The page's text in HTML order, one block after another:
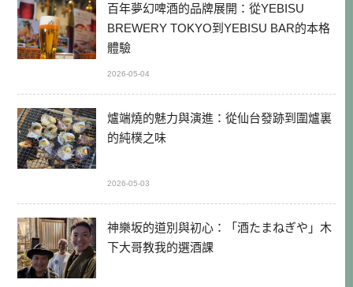
百年夢幻啤酒的品牌展開：從YEBISU
BREWERY TOKYO到YEBISU BAR的本格
體驗
2026-05-04
爐端燒的魅力與演進：從仙台發跡到圍爐裏
的純樸之味
2026-05-03
神樂坂的道別與初心：「酒たまねぎや」木
下大哥教我的選酒課